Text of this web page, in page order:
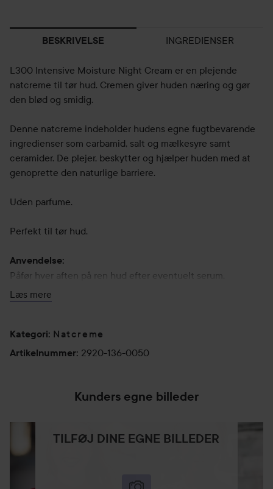
BESKRIVELSE INGREDIENSER
L300 Intensive Moisture Night Cream er en plejende
natcreme til tør hud. Cremen giver huden næring og gør
den blød og smidig.
Denne natcreme indeholder hudens egne fugtbevarende
ingredienser som carbamid, salt og mælkesyre samt
ceramider. De plejer, beskytter og hjælper huden med at
genoprette den naturlige barriere.
Uden parfume.
Perfekt til tør hud.
Anvendelse:
Påfør hver aften på ren hud efter eventuelt serum.
50 ml
Læs mere
Kategori: Natcreme
Artikelnummer: 2920-136-0050
Kunders egne billeder
TILFØJ DINE EGNE BILLEDER